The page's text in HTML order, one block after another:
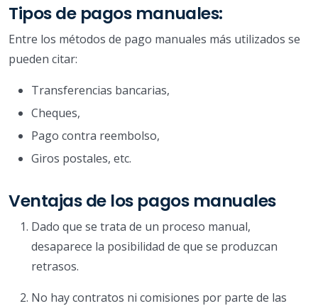
Tipos de pagos manuales:
Entre los métodos de pago manuales más utilizados se
pueden citar:
Transferencias bancarias,
Cheques,
Pago contra reembolso,
Giros postales, etc.
Ventajas de los pagos manuales
Dado que se trata de un proceso manual,
desaparece la posibilidad de que se produzcan
retrasos.
No hay contratos ni comisiones por parte de las